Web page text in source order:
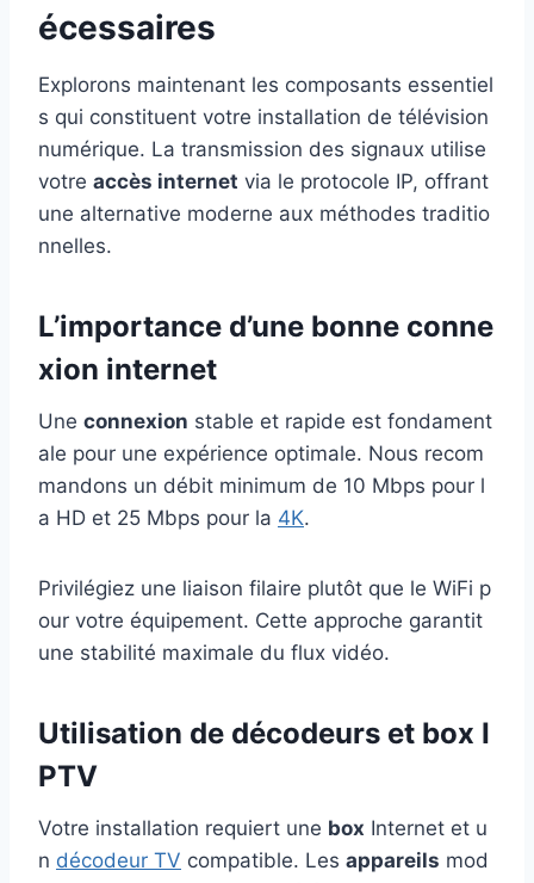
écessaires
Explorons maintenant les composants essentiel
s qui constituent votre installation de télévision
numérique. La transmission des signaux utilise
votre accès internet via le protocole IP, offrant
une alternative moderne aux méthodes traditio
nnelles.
L’importance d’une bonne conne
xion internet
Une connexion stable et rapide est fondament
ale pour une expérience optimale. Nous recom
mandons un débit minimum de 10 Mbps pour l
a HD et 25 Mbps pour la 4K.
Privilégiez une liaison filaire plutôt que le WiFi p
our votre équipement. Cette approche garantit
une stabilité maximale du flux vidéo.
Utilisation de décodeurs et box I
PTV
Votre installation requiert une box Internet et u
n décodeur TV compatible. Les appareils mod